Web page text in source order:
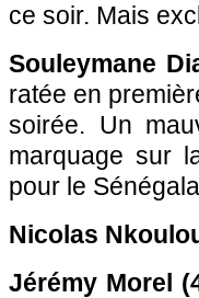
ce soir. Mais
Souleymane
ratée en
soirée. Un
marquage sur
pour le
Nicolas
Jérémy Morel